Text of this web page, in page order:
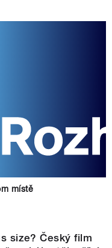
místě
size? Český film